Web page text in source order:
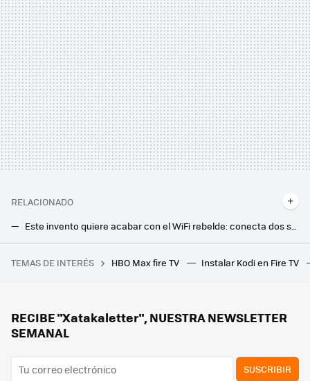
RELACIONADO
Poner el router al lado de tu smart TV no es buena idea: estas son las razones
¿Un error o una jugada maestra? Apple enfrenta el M3 Ultra y el M4 Max en el nuevo Mac Studio y la razón es clave
TEMAS DE INTERÉS HBO Max fire TV Instalar Kodi en Fire TV
RECIBE "Xatakaletter", NUESTRA NEWSLETTER
SEMANAL
SUSCRIBIR